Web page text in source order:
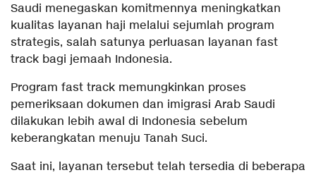
Saudi menegaskan komitmennya meningkatkan
kualitas layanan haji melalui sejumlah program
strategis, salah satunya perluasan layanan fast
track bagi jemaah Indonesia.
Program fast track memungkinkan proses
pemeriksaan dokumen dan imigrasi Arab Saudi
dilakukan lebih awal di Indonesia sebelum
keberangkatan menuju Tanah Suci.
Saat ini, layanan tersebut telah tersedia di beberapa